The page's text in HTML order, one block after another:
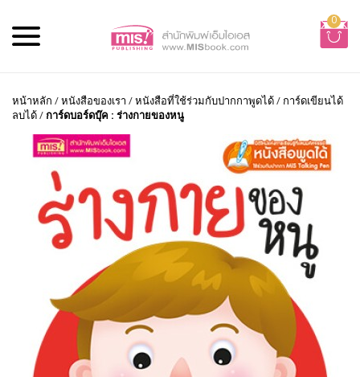
0
หน้าหลัก /หนังสือของเรา /หนังสือที่ใช้ร่วมกับปากกาพูดได้/ การ์ดเขียนได้
ลบได้/การ์ดบอร์ดบุ๊ค : ร่างกายของหนู